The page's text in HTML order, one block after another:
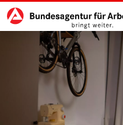
zu den Hauptinhalten springen